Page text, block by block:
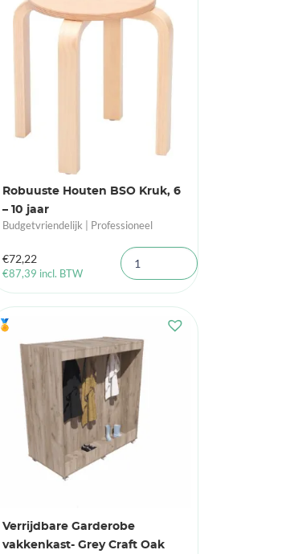
Robuuste Houten BSO Kruk, 6
– 10 jaar
Budgetvriendelijk | Professioneel
€72,22
€87,39 incl. BTW
🏅
Verrijdbare Garderobe
vakkenkast- Grey Craft Oak